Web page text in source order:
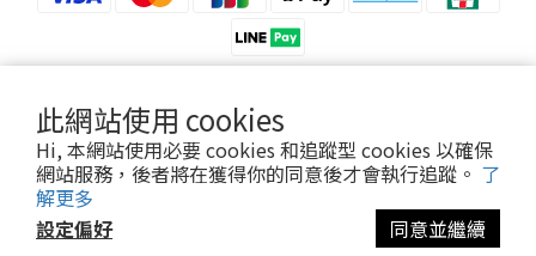
此網站使用 cookies
Hi, 本網站使用必要 cookies 和追蹤型 cookies 以確保
網站服務，後者將在獲得你的同意後才會執行追蹤。 了
解更多
設定偏好
同意並繼續
繁體中文